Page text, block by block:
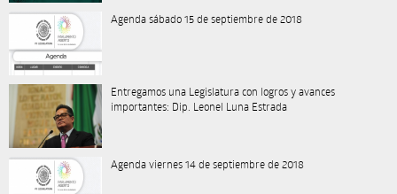
Agenda sábado 15 de septiembre de 2018
Entregamos una Legislatura con logros y avances
importantes: Dip. Leonel Luna Estrada
Agenda viernes 14 de septiembre de 2018